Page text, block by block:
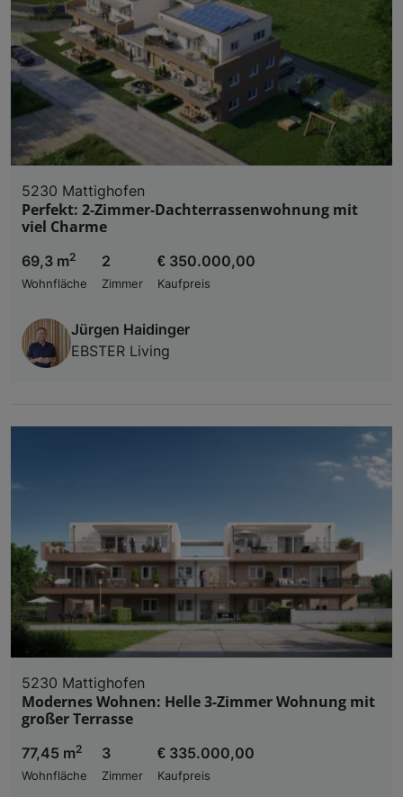
5230 Mattighofen
Perfekt: 2-Zimmer-Dachterrassenwohnung mit
viel Charme
69,3 m2
Wohnfläche
2
Zimmer
€ 350.000,00
Kaufpreis
Jürgen Haidinger
EBSTER Living
5230 Mattighofen
Modernes Wohnen: Helle 3-Zimmer Wohnung mit
großer Terrasse
77,45 m2
Wohnfläche
3
Zimmer
€ 335.000,00
Kaufpreis